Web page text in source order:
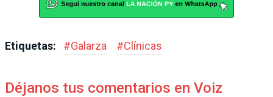
Etiquetas: #Galarza #Clínicas
Déjanos tus comentarios en Voiz